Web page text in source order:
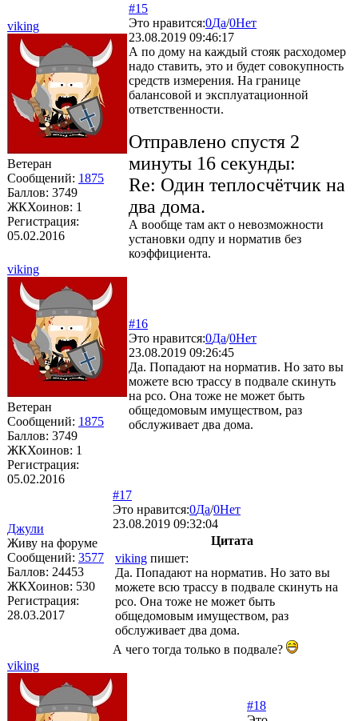
viking
Ветеран
Сообщений: 1875
Баллов: 3749
ЖКХоинов: 1
Регистрация:
05.02.2016
#15
Это нравится:0Да/0Нет
23.08.2019 09:46:17
А по дому на каждый стояк расходомер
надо ставить, это и будет совокупность
средств измерения. На границе
балансовой и эксплуатационной
ответственности.
Отправлено спустя 2
минуты 16 секунды:
Re: Один теплосчётчик на
два дома.
А вообще там акт о невозможности
установки одпу и норматив без
коэффициента.
viking
Ветеран
Сообщений: 1875
Баллов: 3749
ЖКХоинов: 1
Регистрация:
05.02.2016
#16
Это нравится:0Да/0Нет
23.08.2019 09:26:45
Да. Попадают на норматив. Но зато вы
можете всю трассу в подвале скинуть
на рсо. Она тоже не может быть
общедомовым имуществом, раз
обслуживает два дома.
Джули
Живу на форуме
Сообщений: 3577
Баллов: 24453
ЖКХоинов: 530
Регистрация:
28.03.2017
#17
Это нравится:0Да/0Нет
23.08.2019 09:32:04
Цитата
viking пишет:
Да. Попадают на норматив. Но зато вы
можете всю трассу в подвале скинуть на
рсо. Она тоже не может быть
общедомовым имуществом, раз
обслуживает два дома.
А чего тогда только в подвале?
viking
#18